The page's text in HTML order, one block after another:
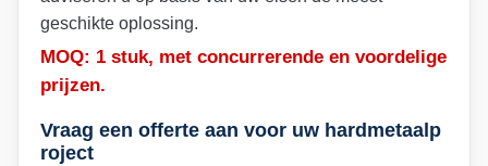
geschikte oplossing.
MOQ: 1 stuk, met concurrerende en voordelige
prijzen.
Vraag een offerte aan voor uw hardmetaalp
roject